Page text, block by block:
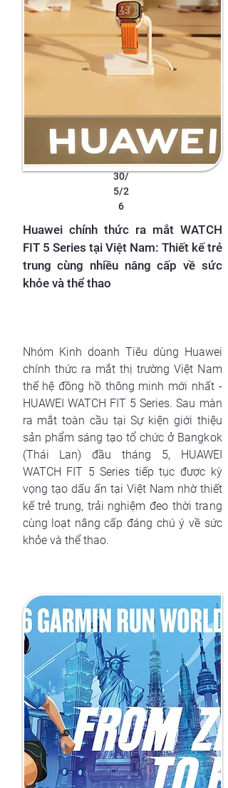
30/
5/2
6
Huawei chính thức ra mắt WATCH
FIT 5 Series tại Việt Nam: Thiết kế trẻ
trung cùng nhiều nâng cấp về sức
khỏe và thể thao
Nhóm Kinh doanh Tiêu dùng Huawei
chính thức ra mắt thị trường Việt Nam
thế hệ đồng hồ thông minh mới nhất -
HUAWEI WATCH FIT 5 Series. Sau màn
ra mắt toàn cầu tại Sự kiện giới thiệu
sản phẩm sáng tạo tổ chức ở Bangkok
(Thái Lan) đầu tháng 5, HUAWEI
WATCH FIT 5 Series tiếp tục được kỳ
vọng tạo dấu ấn tại Việt Nam nhờ thiết
kế trẻ trung, trải nghiệm đeo thời trang
cùng loạt nâng cấp đáng chú ý về sức
khỏe và thể thao.